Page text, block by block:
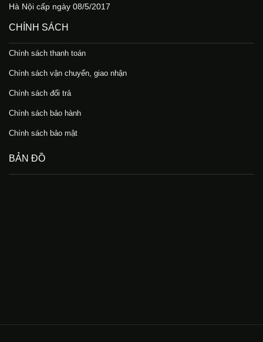
Hà Nội cấp ngày 08/5/2017
CHÍNH SÁCH
Chính sách thanh toán
Chính sách vận chuyển, giao nhận
Chính sách đổi trả
Chính sách bảo hành
Chính sách bảo mật
BẢN ĐỒ